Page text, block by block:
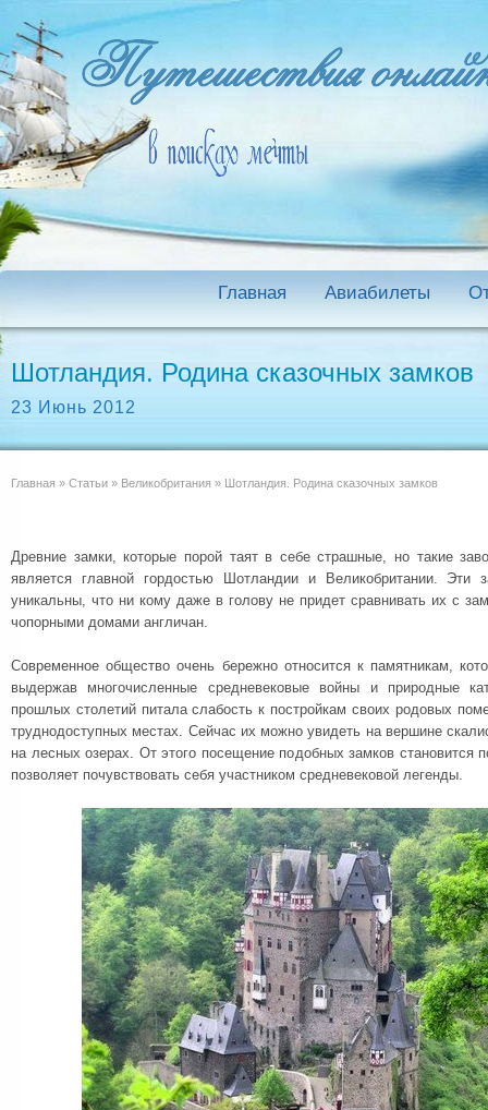
Главная Авиабилеты
Шотландия. Родина сказочных замков
23 Июнь 2012
Главная » Статьи » Великобритания » Шотландия. Родина сказочных замков
Древние замки, которые порой таят в себе страшные, но такие
является главной гордостью Шотландии и Великобритании. Эти
уникальны, что ни кому даже в голову не придет сравнивать их с
чопорными домами англичан.
Современное общество очень бережно относится к памятникам,
выдержав многочисленные средневековые войны и природные
прошлых столетий питала слабость к постройкам своих родовых
труднодоступных местах. Сейчас их можно увидеть на вершине
на лесных озерах. От этого посещение подобных замков становится
позволяет почувствовать себя участником средневековой легенды.